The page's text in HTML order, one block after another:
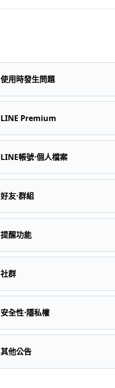
使用時發生問題
LINE Premium
LINE帳號⋅個人檔案
好友⋅群組
提醒功能
社群
安全性⋅隱私權
其他公告